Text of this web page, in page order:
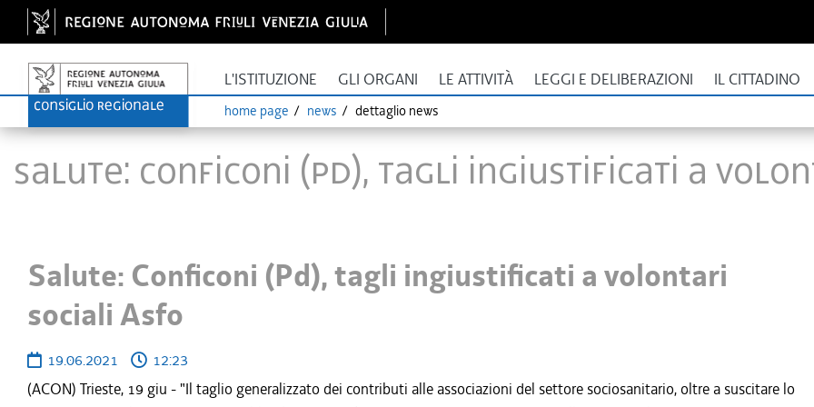
L'ISTITUZIONE GLI ORGANI LE ATTIVITÀ LEGGI E DELIBERAZIONI IL CITTADINO
home page news dettaglio news
Salute: Conficoni (Pd), tagli ingiustificati a
Salute: Conficoni (Pd), tagli ingiustificati a volontari
sociali Asfo
19.06.2021
12:23
(ACON) Trieste, 19 giu - "Il taglio generalizzato dei contributi alle associazioni del settore sociosanitario, oltre a suscitare lo